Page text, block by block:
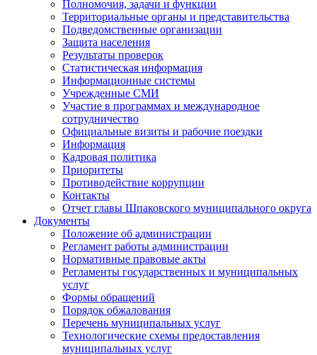
Полномочия, задачи и функции
Территориальные органы и представительства
Подведомственные организации
Защита населения
Результаты проверок
Статистическая информация
Информационные системы
Учрежденные СМИ
Участие в программах и международное
сотрудничество
Официальные визиты и рабочие поездки
Информация
Кадровая политика
Приоритеты
Противодействие коррупции
Контакты
Отчет главы Шпаковского муниципального округа
Документы
Положение об администрации
Регламент работы администрации
Нормативные правовые акты
Регламенты государственных и муниципальных
услуг
Формы обращений
Порядок обжалования
Перечень муниципальных услуг
Технологические схемы предоставления
муниципальных услуг